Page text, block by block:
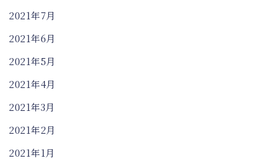
2021年7月
2021年6月
2021年5月
2021年4月
2021年3月
2021年2月
2021年1月